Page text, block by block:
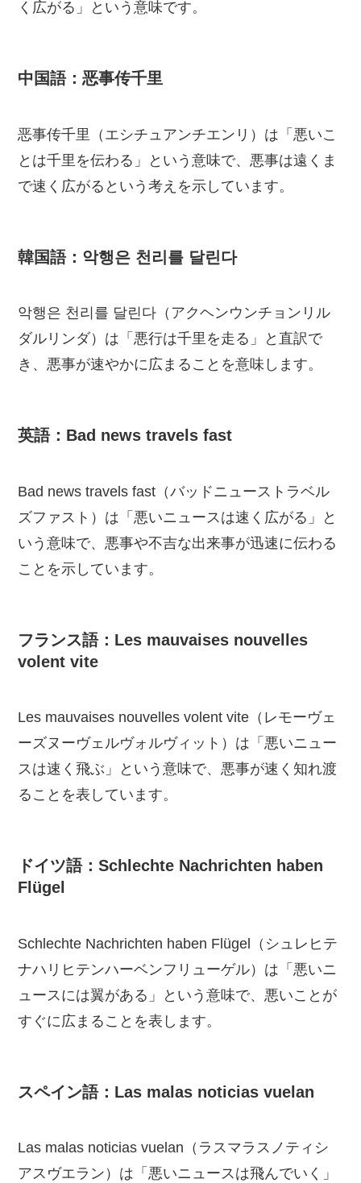
く広がる」という意味です。
中国語：恶事传千里
恶事传千里（エシチュアンチエンリ）は「悪いこ
とは千里を伝わる」という意味で、悪事は遠くま
で速く広がるという考えを示しています。
韓国語：악행은 천리를 달린다
악행은 천리를 달린다（アクヘンウンチョンリル
ダルリンダ）は「悪行は千里を走る」と直訳で
き、悪事が速やかに広まることを意味します。
英語：Bad news travels fast
Bad news travels fast（バッドニューストラベル
ズファスト）は「悪いニュースは速く広がる」と
いう意味で、悪事や不吉な出来事が迅速に伝わる
ことを示しています。
フランス語：Les mauvaises nouvelles
volent vite
Les mauvaises nouvelles volent vite（レモーヴェ
ーズヌーヴェルヴォルヴィット）は「悪いニュー
スは速く飛ぶ」という意味で、悪事が速く知れ渡
ることを表しています。
ドイツ語：Schlechte Nachrichten haben
Flügel
Schlechte Nachrichten haben Flügel（シュレヒテ
ナハリヒテンハーベンフリューゲル）は「悪いニ
ュースには翼がある」という意味で、悪いことが
すぐに広まることを表します。
スペイン語：Las malas noticias vuelan
Las malas noticias vuelan（ラスマラスノティシ
アスヴエラン）は「悪いニュースは飛んでいく」